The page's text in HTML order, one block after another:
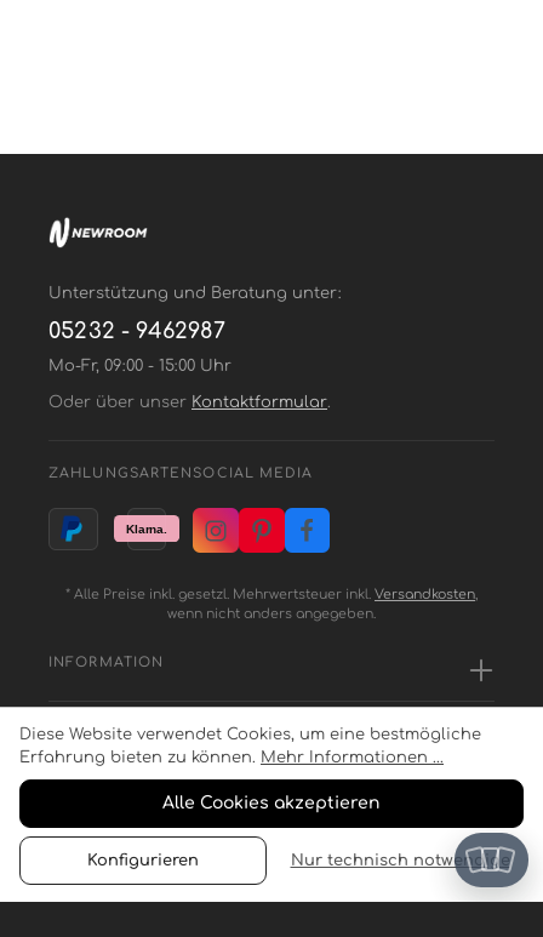
Unterstützung und Beratung unter:
05232 - 9462987
Mo-Fr, 09:00 - 15:00 Uhr
Oder über unser Kontaktformular.
ZAHLUNGSARTEN SOCIAL MEDIA
* Alle Preise inkl. gesetzl. Mehrwertsteuer inkl. Versandkosten,
wenn nicht anders angegeben.
INFORMATION
SERVICE
Diese Website verwendet Cookies, um eine bestmögliche
Erfahrung bieten zu können. Mehr Informationen ...
Alle Cookies akzeptieren
Konfigurieren Nur technisch notwendige